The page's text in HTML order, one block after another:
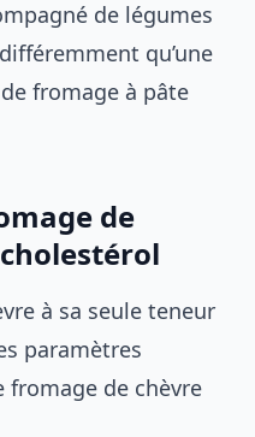
de légumes
qu’une
fromage à pâte
de
à sa seule teneur
paramètres
fromage de chèvre